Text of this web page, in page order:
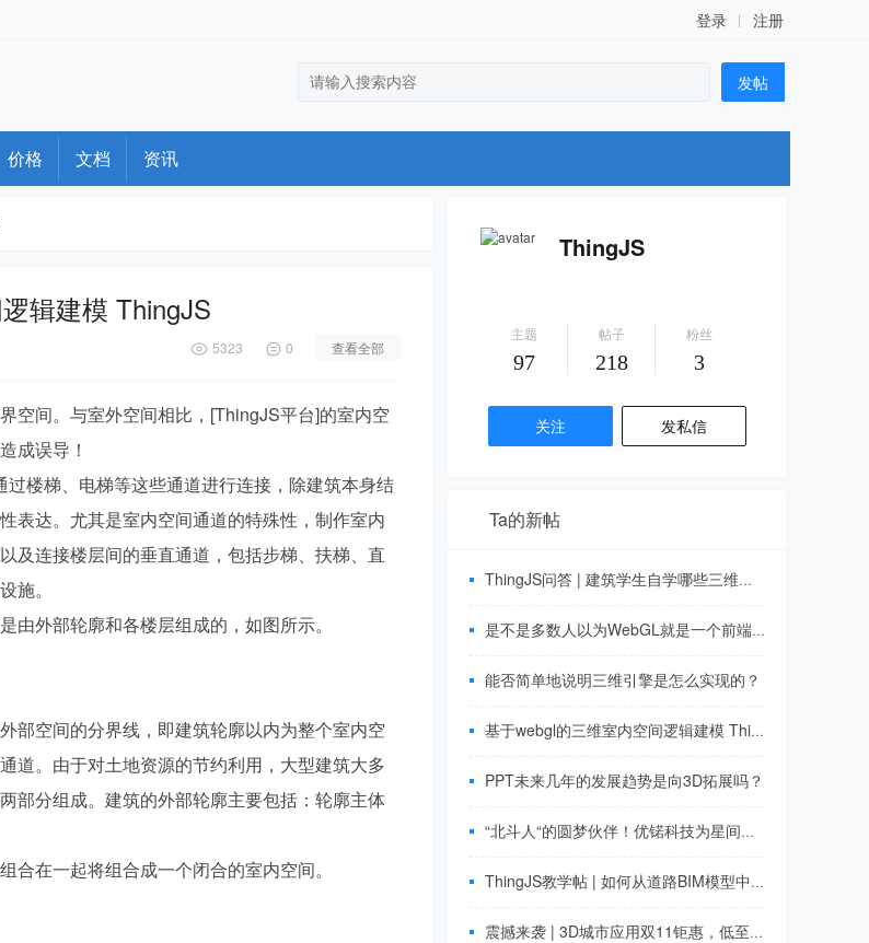
登录 注册
发帖
价格 文档 资讯
辑建模 ThingJS
5323 0 查看全部
空间。与室外空间相比，[ThingJS平台]的室内空
成误导！
楼梯、电梯等这些通道进行连接，除建筑本身结
表达。尤其是室内空间通道的特殊性，制作室内
及连接楼层间的垂直通道，包括步梯、扶梯、直
施。
外部轮廓和各楼层组成的，如图所示。
部空间的分界线，即建筑轮廓以内为整个室内空
道。由于对土地资源的节约利用，大型建筑大多
部分组成。建筑的外部轮廓主要包括：轮廓主体
在一起将组合成一个闭合的室内空间。
ThingJS
主题
97
帖子
218
粉丝
3
关注 发私信
Ta的新帖
ThingJS问答 | 建筑学生自学哪些三维建模软件？
是不是多数人以为WebGL就是一个前端，所以好多招聘薪资还不如资深前端？
能否简单地说明三维引擎是怎么实现的？
基于webgl的三维室内空间逻辑建模 ThingJS
PPT未来几年的发展趋势是向3D拓展吗？
“北斗人“的圆梦伙伴！优锘科技为星间链路提供技术支撑 ThingJS 3D 可视化
ThingJS教学帖 | 如何从道路BIM模型中提取出数据？
震撼来袭 | 3D城市应用双11钜惠，低至688元